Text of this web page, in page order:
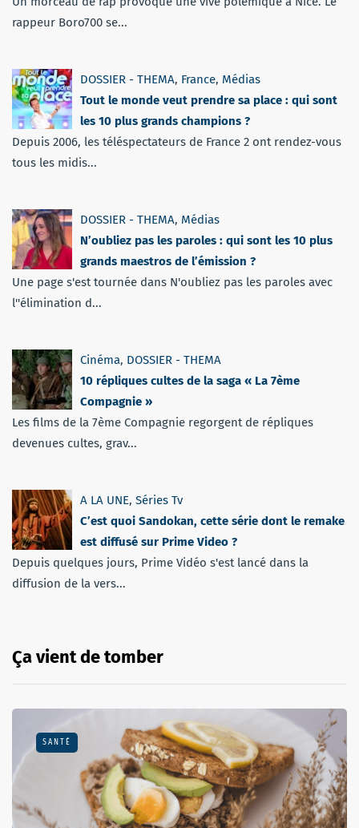
rappeur Boro700 se...
DOSSIER - THEMA, France, Médias
Tout le monde veut prendre sa place : qui sont
les 10 plus grands champions ?
Depuis 2006, les téléspectateurs de France 2 ont rendez-vous
tous les midis...
DOSSIER - THEMA, Médias
N’oubliez pas les paroles : qui sont les 10 plus
grands maestros de l’émission ?
Une page s'est tournée dans N'oubliez pas les paroles avec
l''élimination d...
Cinéma, DOSSIER - THEMA
10 répliques cultes de la saga « La 7ème
Compagnie »
Les films de la 7ème Compagnie regorgent de répliques
devenues cultes, grav...
A LA UNE, Séries Tv
C’est quoi Sandokan, cette série dont le remake
est diffusé sur Prime Video ?
Depuis quelques jours, Prime Vidéo s'est lancé dans la
diffusion de la vers...
Ça vient de tomber
SANTÉ